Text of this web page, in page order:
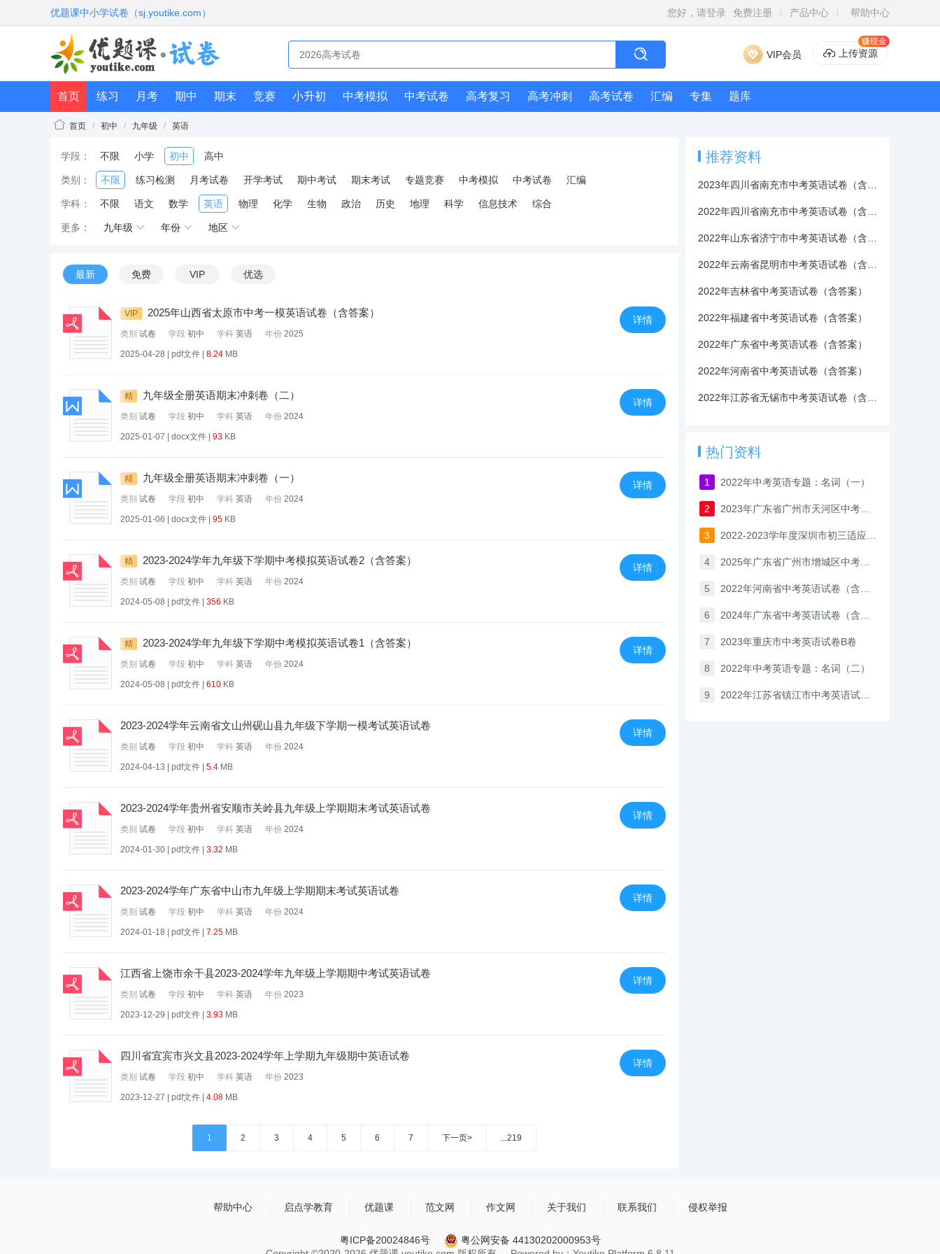
优题课中小学试卷（sj.youtike.com） 您好，请登录 免费注册 产品中心 帮助中心
VIP会员 上传资源
赚现金
首页 练习 月考 期中 期末 竞赛 小升初 中考模拟 中考试卷 高考复习 高考冲刺 高考试卷 汇编 专集 题库
首页 / 初中 / 九年级 / 英语
学段： 不限 小学 初中 高中
类别： 不限 练习检测 月考试卷 开学考试 期中考试 期末考试 专题竞赛 中考模拟 中考试卷 汇编
学科： 不限 语文 数学 英语 物理 化学 生物 政治 历史 地理 科学 信息技术 综合
更多： 九年级 年份 地区
最新 免费 VIP 优选
VIP 2025年山西省太原市中考一模英语试卷（含答案）
类别 试卷 学段 初中 学科 英语 年份 2025
2025-04-28 | pdf文件 | 8.24 MB
详情
精 九年级全册英语期末冲刺卷（二）
类别 试卷 学段 初中 学科 英语 年份 2024
2025-01-07 | docx文件 | 93 KB
详情
精 九年级全册英语期末冲刺卷（一）
类别 试卷 学段 初中 学科 英语 年份 2024
2025-01-06 | docx文件 | 95 KB
详情
精 2023-2024学年九年级下学期中考模拟英语试卷2（含答案）
类别 试卷 学段 初中 学科 英语 年份 2024
2024-05-08 | pdf文件 | 356 KB
详情
精 2023-2024学年九年级下学期中考模拟英语试卷1（含答案）
类别 试卷 学段 初中 学科 英语 年份 2024
2024-05-08 | pdf文件 | 610 KB
详情
2023-2024学年云南省文山州砚山县九年级下学期一模考试英语试卷
类别 试卷 学段 初中 学科 英语 年份 2024
2024-04-13 | pdf文件 | 5.4 MB
详情
2023-2024学年贵州省安顺市关岭县九年级上学期期末考试英语试卷
类别 试卷 学段 初中 学科 英语 年份 2024
2024-01-30 | pdf文件 | 3.32 MB
详情
2023-2024学年广东省中山市九年级上学期期末考试英语试卷
类别 试卷 学段 初中 学科 英语 年份 2024
2024-01-18 | pdf文件 | 7.25 MB
详情
江西省上饶市余干县2023-2024学年九年级上学期期中考试英语试卷
类别 试卷 学段 初中 学科 英语 年份 2023
2023-12-29 | pdf文件 | 3.93 MB
详情
四川省宜宾市兴文县2023-2024学年上学期九年级期中英语试卷
类别 试卷 学段 初中 学科 英语 年份 2023
2023-12-27 | pdf文件 | 4.08 MB
详情
1 2 3 4 5 6 7 下一页> ...219
推荐资料
2022年吉林省中考英语试卷（含答案）
2022年福建省中考英语试卷（含答案）
2022年广东省中考英语试卷（含答案）
2022年河南省中考英语试卷（含答案）
热门资料
1 2022年中考英语专题：名词（一）
2 2023年广东省广州市天河区中考一模英语试卷
3
4 2025年广东省广州市增城区中考一模英语试卷
5
6
7 2023年重庆市中考英语试卷B卷
8 2022年中考英语专题：名词（二）
9 2022年江苏省镇江市中考英语试卷(含答案)
帮助中心 启点学教育 优题课 范文网 作文网 关于我们 联系我们 侵权举报
粤ICP备20024846号
粤公网安备 44130202000953号